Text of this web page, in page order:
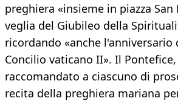
preghiera «insieme in piazza
veglia del Giubileo della
ricordando «anche l'anniversario
Concilio vaticano II». Il
raccomandato a ciascuno di
recita della preghiera mariana